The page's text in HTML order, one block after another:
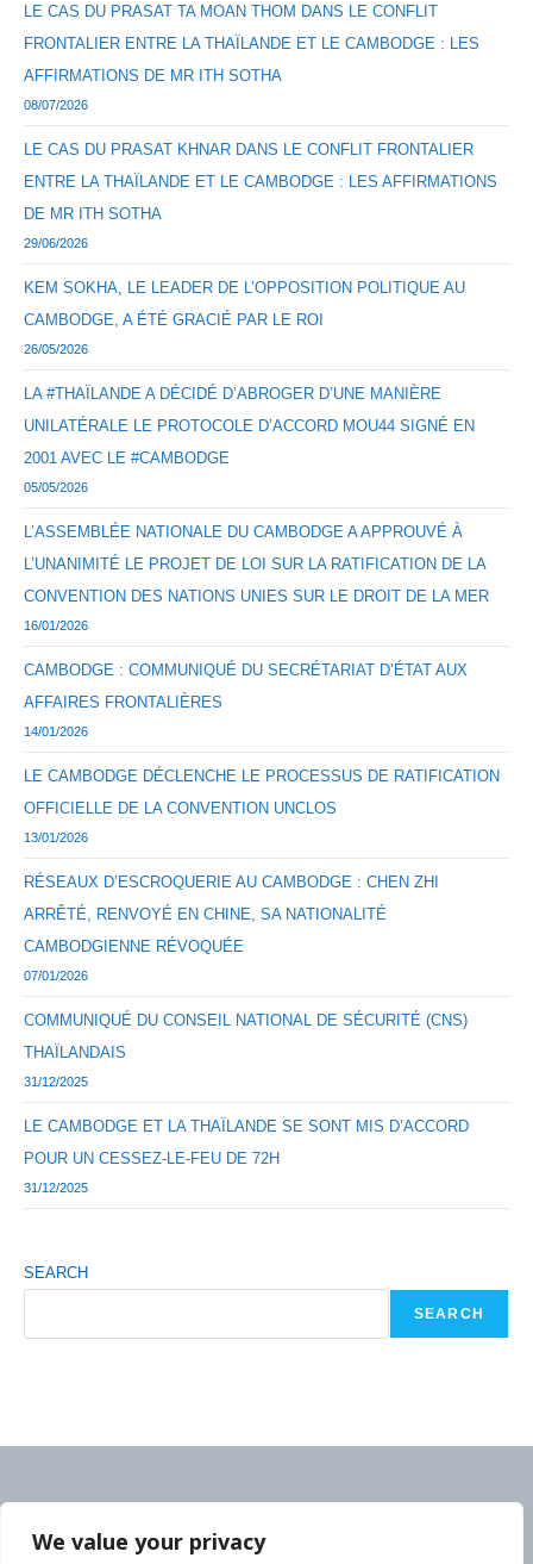
We value your privacy
LE CAS DU PRASAT TA MOAN THOM DANS LE CONFLIT
FRONTALIER ENTRE LA THAÏLANDE ET LE CAMBODGE : LES
AFFIRMATIONS DE MR ITH SOTHA
08/07/2026
LE CAS DU PRASAT KHNAR DANS LE CONFLIT FRONTALIER
ENTRE LA THAÏLANDE ET LE CAMBODGE : LES AFFIRMATIONS
DE MR ITH SOTHA
29/06/2026
KEM SOKHA, LE LEADER DE L’OPPOSITION POLITIQUE AU
CAMBODGE, A ÉTÉ GRACIÉ PAR LE ROI
26/05/2026
LA #THAÏLANDE A DÉCIDÉ D’ABROGER D’UNE MANIÈRE
UNILATÉRALE LE PROTOCOLE D’ACCORD MOU44 SIGNÉ EN
2001 AVEC LE #CAMBODGE
05/05/2026
L’ASSEMBLÉE NATIONALE DU CAMBODGE A APPROUVÉ À
L’UNANIMITÉ LE PROJET DE LOI SUR LA RATIFICATION DE LA
CONVENTION DES NATIONS UNIES SUR LE DROIT DE LA MER
16/01/2026
CAMBODGE : COMMUNIQUÉ DU SECRÉTARIAT D’ÉTAT AUX
AFFAIRES FRONTALIÈRES
14/01/2026
LE CAMBODGE DÉCLENCHE LE PROCESSUS DE RATIFICATION
OFFICIELLE DE LA CONVENTION UNCLOS
13/01/2026
RÉSEAUX D’ESCROQUERIE AU CAMBODGE : CHEN ZHI
ARRÊTÉ, RENVOYÉ EN CHINE, SA NATIONALITÉ
CAMBODGIENNE RÉVOQUÉE
07/01/2026
COMMUNIQUÉ DU CONSEIL NATIONAL DE SÉCURITÉ (CNS)
THAÏLANDAIS
31/12/2025
LE CAMBODGE ET LA THAÏLANDE SE SONT MIS D’ACCORD
POUR UN CESSEZ-LE-FEU DE 72H
31/12/2025
SEARCH
SEARCH